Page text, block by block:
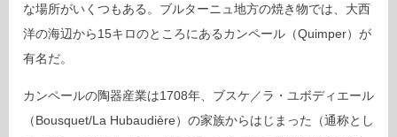
な場所がいくつもある。ブルターニュ地方の焼き物では、大西
洋の海辺から15キロのところにあるカンペール（Quimper）が
有名だ。
カンペールの陶器産業は1708年、ブスケ／ラ・ユボディエール
（Bousquet/La Hubaudière）の家族からはじまった（通称とし